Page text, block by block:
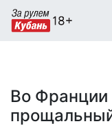
Во Франции